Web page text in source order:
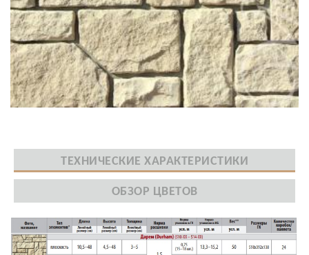
ТЕХНИЧЕСКИЕ ХАРАКТЕРИСТИКИ
ОБЗОР ЦВЕТОВ